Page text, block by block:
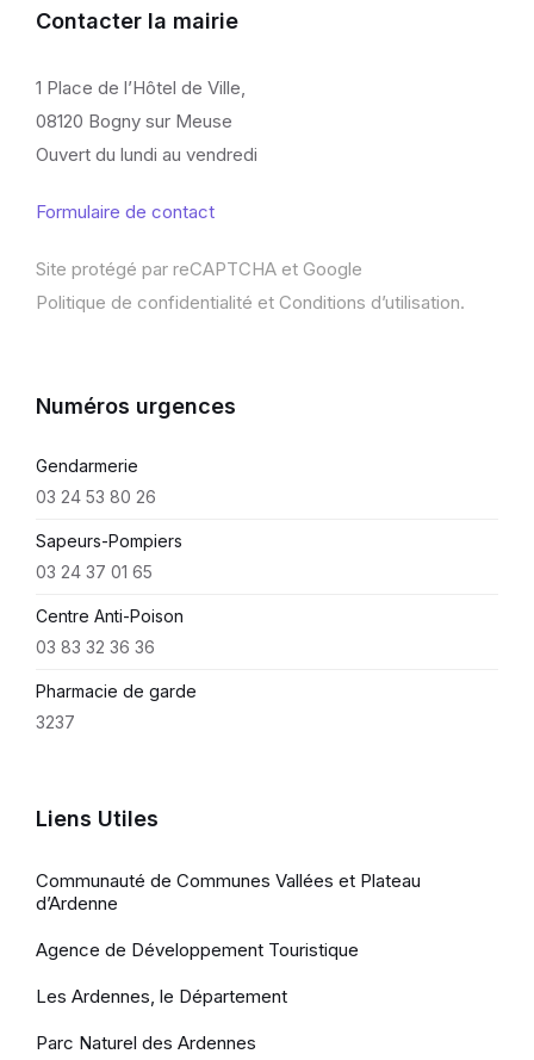
Contacter la mairie
1 Place de l’Hôtel de Ville,
08120 Bogny sur Meuse
Ouvert du lundi au vendredi
Formulaire de contact
Site protégé par reCAPTCHA et Google
Politique de confidentialité et Conditions d’utilisation.
Numéros urgences
Gendarmerie
03 24 53 80 26
Sapeurs-Pompiers
03 24 37 01 65
Centre Anti-Poison
03 83 32 36 36
Pharmacie de garde
3237
Liens Utiles
Communauté de Communes Vallées et Plateau
d’Ardenne
Agence de Développement Touristique
Les Ardennes, le Département
Parc Naturel des Ardennes